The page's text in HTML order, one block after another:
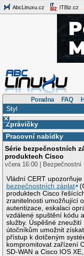
AbcLinuxu.cz ITBiz.cz
Poradna FAQ
Styl
×
Zprávičky
Pracovní nabídky
Série bezpečnostních
produktech Cisco
včera 16:00 | Bezpečnostní
Vládní CERT upozorňuje
bezpečnostních záplat
produktech Cisco
zranitelnosti umožňující
autentizace, eskalaci
vzdálené spuštění kódu
služby. Úspěšné zneužití
útočníkům umožnit
přístup k dotčeným
kompromitovat zařízení
SD-WAN a Cisco IOS